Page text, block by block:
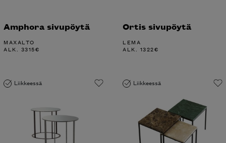
Amphora sivupöytä
MAXALTO
ALK. 3315€
Ortis sivupöytä
LEMA
ALK. 1322€
Liikkeessä Liikkeessä